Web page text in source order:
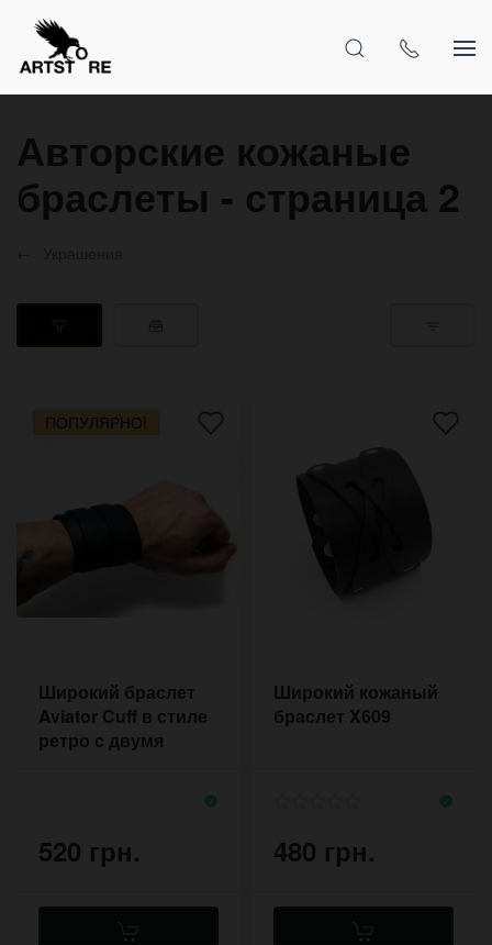
Авторские кожаные
браслеты - страница 2
ПОПУЛЯРНО!
Широкий браслет
Aviator Cuff в стиле
ретро c двумя
520 грн.
Широкий кожаный
браслет X609
480 грн.